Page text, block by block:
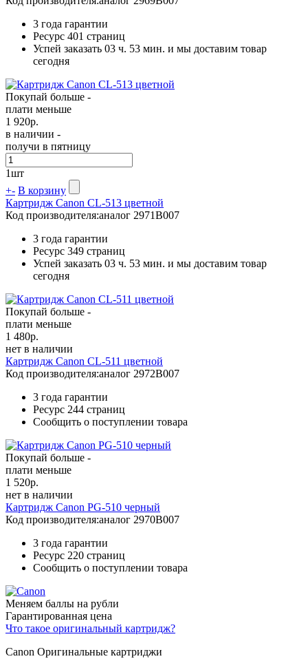
3 года гарантии
Ресурс 401 страниц
Успей заказать 03 ч. 53 мин. и мы доставим товар
сегодня
Покупай больше -
плати меньше
1 920р.
в наличии -
получи в пятницу
1шт
+- В корзину
Картридж Canon CL-513 цветной
Код производителя:аналог 2971B007
3 года гарантии
Ресурс 349 страниц
Успей заказать 03 ч. 53 мин. и мы доставим товар
сегодня
Покупай больше -
плати меньше
1 480р.
нет в наличии
Картридж Canon CL-511 цветной
Код производителя:аналог 2972B007
3 года гарантии
Ресурс 244 страниц
Сообщить о поступлении товара
Покупай больше -
плати меньше
1 520р.
нет в наличии
Картридж Canon PG-510 черный
Код производителя:аналог 2970B007
3 года гарантии
Ресурс 220 страниц
Сообщить о поступлении товара
Меняем баллы на рубли
Гарантированная цена
Что такое оригинальный картридж?
Canon Оригинальные картриджи